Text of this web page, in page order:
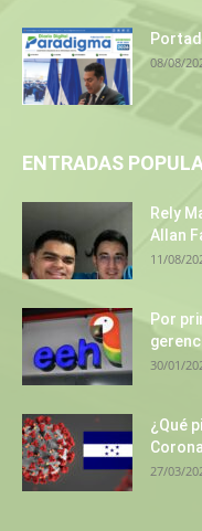
08/08/
ENTRADAS
Rely
Allan
11/08/
Por
30/01/
¿Qué
27/03/